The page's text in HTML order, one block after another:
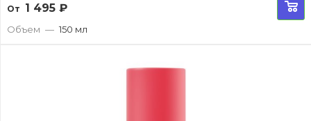
От 1 495 ₽
Объем — 150 мл